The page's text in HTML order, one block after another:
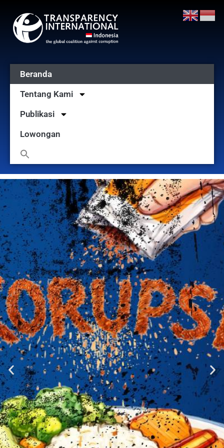
Beranda
Tentang Kami
Publikasi
Lowongan